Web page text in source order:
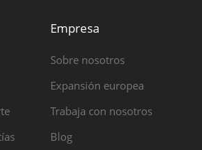
Empresa
Sobre nosotros
Expansión europea
Trabaja con nosotros
Blog